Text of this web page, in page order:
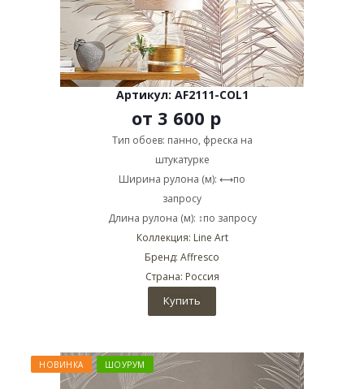
Артикул: AF2111-COL1
от 3 600 р
Тип обоев: панно, фреска на
штукатурке
Ширина рулона (м): ⟷по
запросу
Длина рулона (м): ↕по запросу
Коллекция: Line Art
Бренд: Affresco
Страна: Россия
Купить
НОВИНКА ШОУРУМ